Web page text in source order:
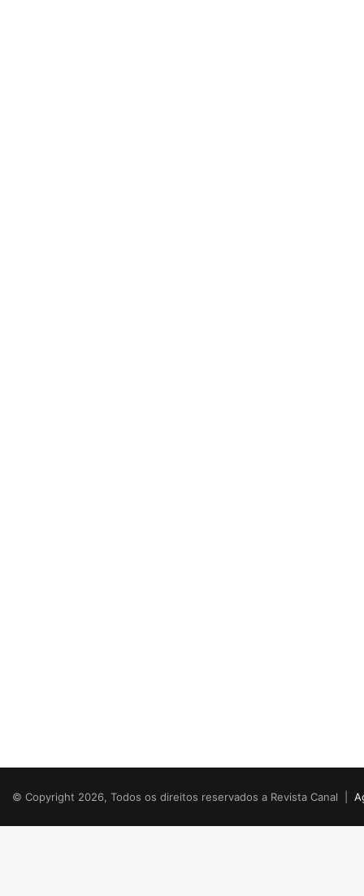
© Copyright 2026, Todos os direitos reservados a Revista Canal |